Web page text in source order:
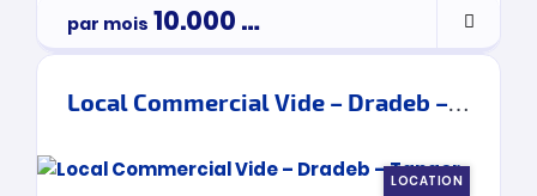
par mois 10.000Dh
Local Commercial Vide – Dradeb – Tanger
LOCATION